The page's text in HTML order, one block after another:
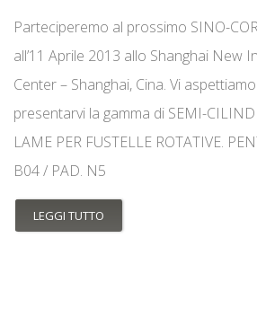
Parteciperemo al prossimo SINO-
all’11 Aprile 2013 allo Shanghai New
Center – Shanghai, Cina. Vi
presentarvi la gamma di SEMI-
LAME PER FUSTELLE ROTATIVE.
B04 / PAD. N5
LEGGI TUTTO